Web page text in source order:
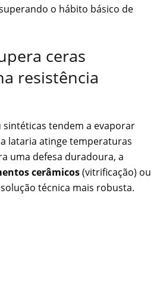
o hábito básico de
ceras
resistência
sintéticas tendem a evaporar
lataria atinge temperaturas
uma defesa duradoura, a
cerâmicos(vitrificação) ou
técnica mais robusta.